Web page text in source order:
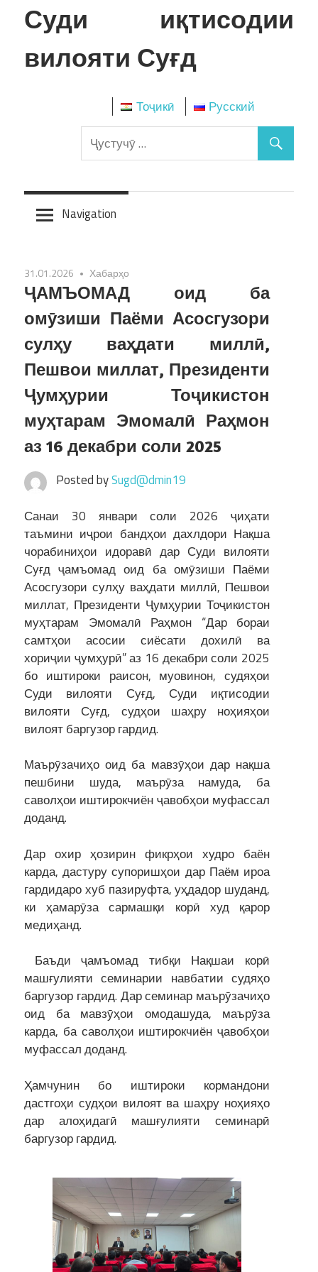
Skip
to
Суди иқтисодии
вилояти Суғд
Тоҷикӣ Русский
Navigation
31.01.2026 Хабарҳо
ҶАМЪОМАД оид ба
омӯзиши Паёми Асосгузори
сулҳу ваҳдати миллӣ,
Пешвои миллат, Президенти
Ҷумҳурии Тоҷикистон
муҳтарам Эмомалӣ Раҳмон
аз 16 декабри соли 2025
Posted bySugd@dmin19
Санаи 30 январи соли 2026 ҷиҳати
таъмини иҷрои бандҳои дахлдори Нақша
чорабиниҳои идоравӣ дар Суди вилояти
Суғд ҷамъомад оид ба омӯзиши Паёми
Асосгузори сулҳу ваҳдати миллӣ, Пешвои
миллат, Президенти Ҷумҳурии Тоҷикистон
муҳтарам Эмомалӣ Раҳмон “Дар бораи
самтҳои асосии сиёсати дохилӣ ва
хориҷии ҷумҳурӣ” аз 16 декабри соли 2025
бо иштироки раисон, муовинон, судяҳои
Суди вилояти Суғд, Суди иқтисодии
вилояти Суғд, судҳои шаҳру ноҳияҳои
вилоят баргузор гардид.
Маърӯзачиҳо оид ба мавзӯҳои дар нақша
пешбини шуда, маърӯза намуда, ба
саволҳои иштирокчиён ҷавобҳои муфассал
доданд.
Дар охир ҳозирин фикрҳои худро баён
карда, дастуру супоришҳои дар Паём ироа
гардидаро хуб пазируфта, уҳдадор шуданд,
ки ҳамарӯза сармашқи корӣ худ қарор
медиҳанд.
Баъди ҷамъомад тибқи Нақшаи корӣ
машғулияти семинарии навбатии судяҳо
баргузор гардид. Дар семинар маърӯзачиҳо
оид ба мавзӯҳои омодашуда, маърӯза
карда, ба саволҳои иштирокчиён ҷавобҳои
муфассал доданд.
Ҳамчунин бо иштироки кормандони
дастгоҳи судҳои вилоят ва шаҳру ноҳияҳо
дар алоҳидагӣ машғулияти семинарӣ
баргузор гардид.